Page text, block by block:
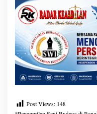
g
k
i
a
n
S
e
n
B
u
Post Views: 148